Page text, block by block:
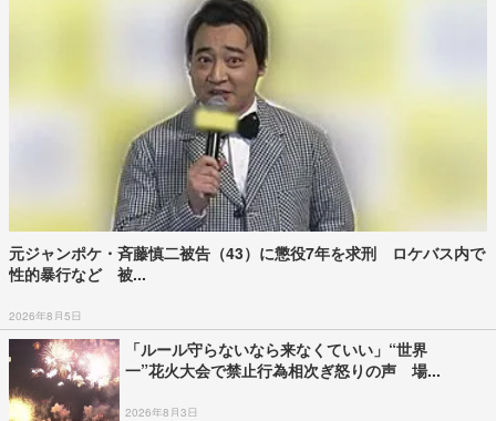
元ジャンポケ・斉藤慎二被告（43）に懲役7年を求刑 ロケバス内で
性的暴行など 被...
2026年8月5日
「ルール守らないなら来なくていい」“世界
一”花火大会で禁止行為相次ぎ怒りの声 場...
2026年8月3日